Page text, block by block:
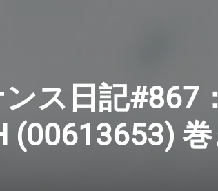
ス日記#867
(00613653)